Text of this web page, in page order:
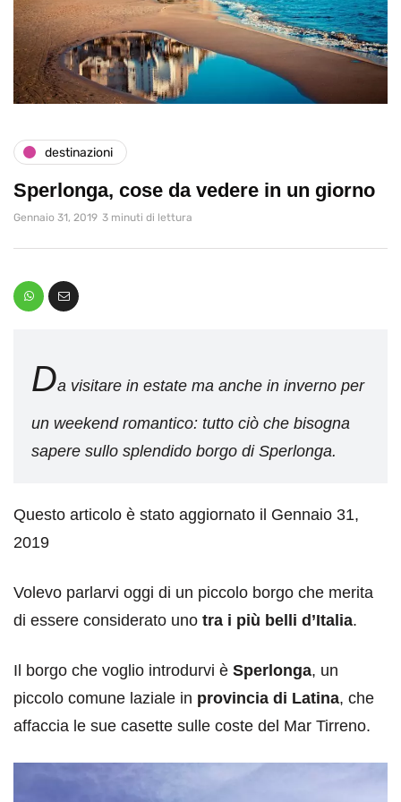
destinazioni
Sperlonga, cose da vedere in un giorno
Gennaio 31, 2019 3 minuti di lettura
Da visitare in estate ma anche in inverno per
un weekend romantico: tutto ciò che bisogna
sapere sullo splendido borgo di Sperlonga.
Questo articolo è stato aggiornato il Gennaio 31,
2019
Volevo parlarvi oggi di un piccolo borgo che merita
di essere considerato uno tra i più belli d’Italia.
Il borgo che voglio introdurvi è Sperlonga, un
piccolo comune laziale in provincia di Latina, che
affaccia le sue casette sulle coste del Mar Tirreno.